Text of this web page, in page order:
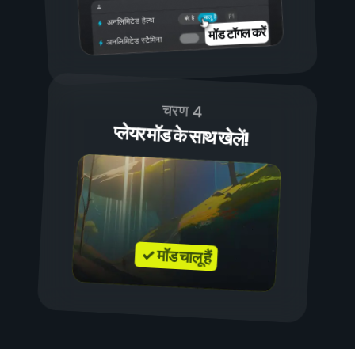
चालू है
बंद है
अनलिमिटेड हेल्थ
अनलिमिटेड स्टैमिना मॉड टॉगल करें
चरण 4
प्लेयर मॉड के साथ खेलें!
✓ मॉड चालू हैं